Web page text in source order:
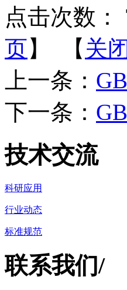
点击次数：
页】 【 关
上一条：
下一条：
技术交流
科研应用
行业动态
标准规范
联系我们/